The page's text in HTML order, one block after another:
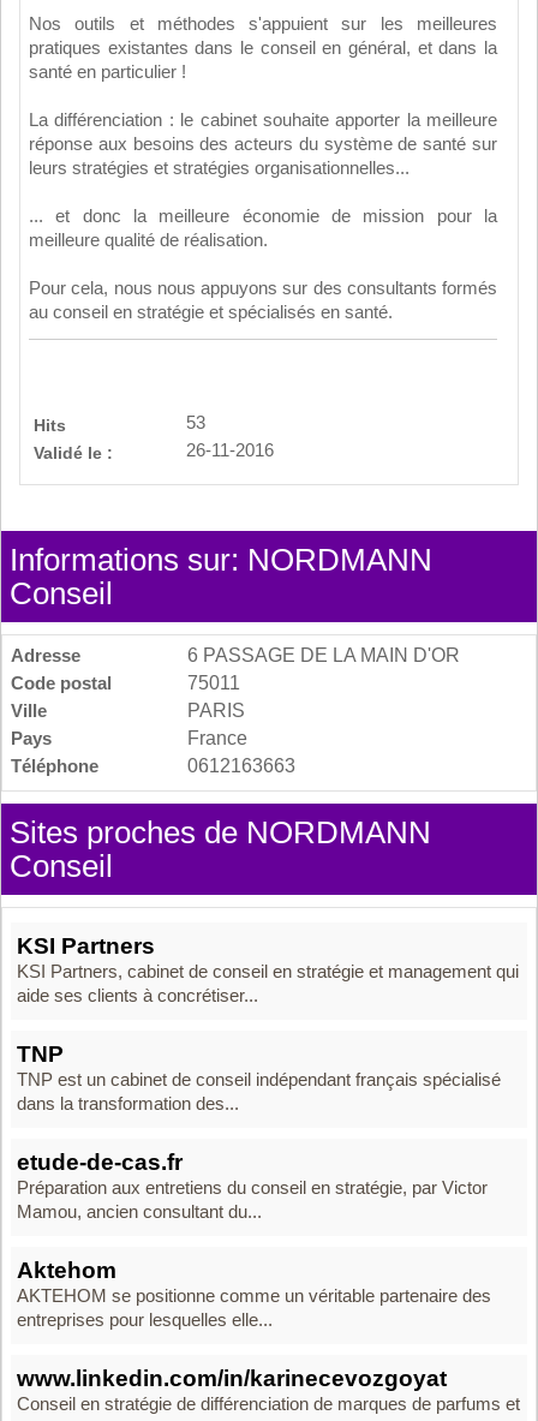
Nos outils et méthodes s'appuient sur les meilleures
pratiques existantes dans le conseil en général, et dans la
santé en particulier !
La différenciation : le cabinet souhaite apporter la meilleure
réponse aux besoins des acteurs du système de santé sur
leurs stratégies et stratégies organisationnelles...
... et donc la meilleure économie de mission pour la
meilleure qualité de réalisation.
Pour cela, nous nous appuyons sur des consultants formés
au conseil en stratégie et spécialisés en santé.
Hits
53
Validé le :
26-11-2016
Informations sur: NORDMANN
Conseil
Adresse
6 PASSAGE DE LA MAIN D'OR
Code postal
75011
Ville
PARIS
Pays
France
Téléphone
0612163663
Sites proches de NORDMANN
Conseil
KSI Partners
KSI Partners, cabinet de conseil en stratégie et management qui
aide ses clients à concrétiser...
TNP
TNP est un cabinet de conseil indépendant français spécialisé
dans la transformation des...
etude-de-cas.fr
Préparation aux entretiens du conseil en stratégie, par Victor
Mamou, ancien consultant du...
Aktehom
AKTEHOM se positionne comme un véritable partenaire des
entreprises pour lesquelles elle...
www.linkedin.com/in/karinecevozgoyat
Conseil en stratégie de différenciation de marques de parfums et